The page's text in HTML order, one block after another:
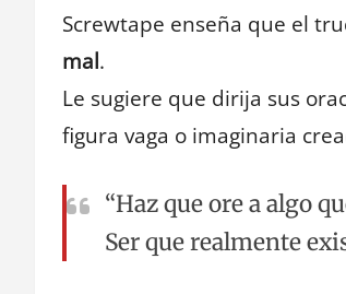
Screwtape enseña que el
mal.
Le sugiere que dirija sus
figura vaga o imaginaria
“Haz que ore a algo
Ser que realmente